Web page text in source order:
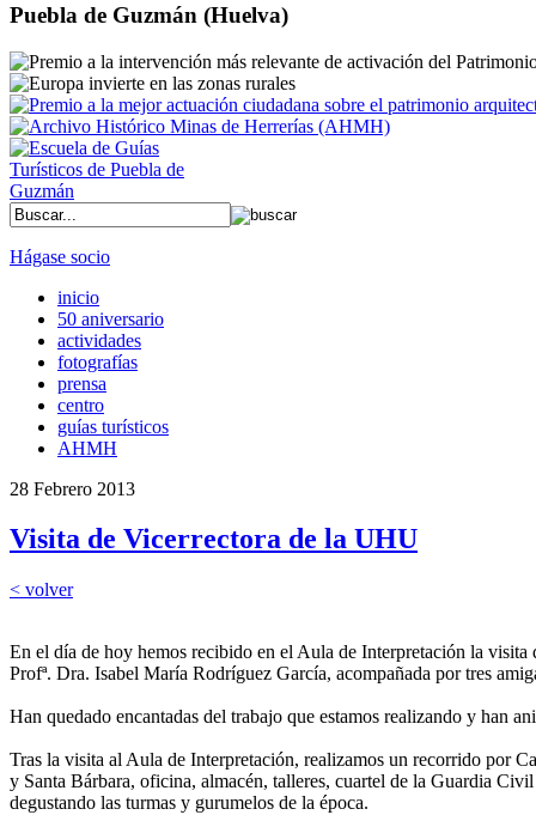
Puebla de Guzmán (Huelva)
Hágase socio
inicio
50 aniversario
actividades
fotografías
prensa
centro
guías turísticos
AHMH
28 Febrero 2013
Visita de Vicerrectora de la UHU
< volver
En el día de hoy hemos recibido en el Aula de Interpretación la
Profª. Dra. Isabel María Rodríguez García, acompañada por tres
Han quedado encantadas del trabajo que estamos realizando y han
Tras la visita al Aula de Interpretación, realizamos un recorrido por
y Santa Bárbara, oficina, almacén, talleres, cuartel de la Guardia
degustando las turmas y gurumelos de la época.